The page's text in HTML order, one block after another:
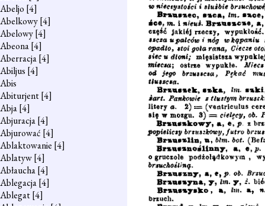
Abeljo [4]
Abelkowy[4]
Abelowy[4]
Abeona[4]
Aberracja[4]
Abiljus [4]
Abis
Abiturjent[4]
Abja[4]
Abjuracja[4]
Abjurować [4]
Ablaktowanie [4]
Ablatyw[4]
Abłaucha[4]
Ablegacja[4]
Ablegat[4]